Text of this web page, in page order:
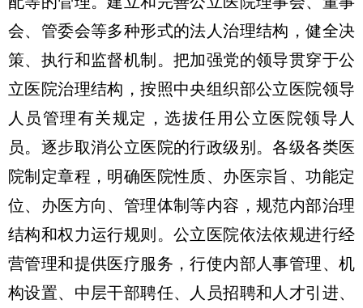
会、管委会等多种形式的法人治理结构，健全决
策、执行和监督机制。把加强党的领导贯穿于公
立医院治理结构，按照中央组织部公立医院领导
人员管理有关规定，选拔任用公立医院领导人
员。逐步取消公立医院的行政级别。各级各类医
院制定章程，明确医院性质、办医宗旨、功能定
位、办医方向、管理体制等内容，规范内部治理
结构和权力运行规则。公立医院依法依规进行经
营管理和提供医疗服务，行使内部人事管理、机
构设置、中层干部聘任、人员招聘和人才引进、